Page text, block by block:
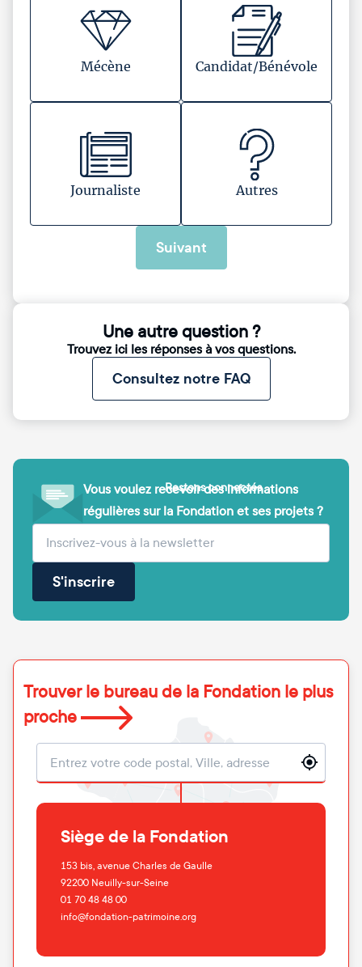
Mécène Candidat/Bénévole
Journaliste Autres
Suivant
Une autre question ?
Trouvez ici les réponses à vos questions.
Consultez notre FAQ
Vous voulez recevoir des informations
régulières sur la Fondation et ses projets ?
Votre adresse e-mail (obligatoire)
S'inscrire
Restons connectés
Trouver le bureau de la Fondation le plus
proche
Localisation
Siège de la Fondation
153 bis, avenue Charles de Gaulle
92200 Neuilly-sur-Seine
01 70 48 48 00
info@fondation-patrimoine.org